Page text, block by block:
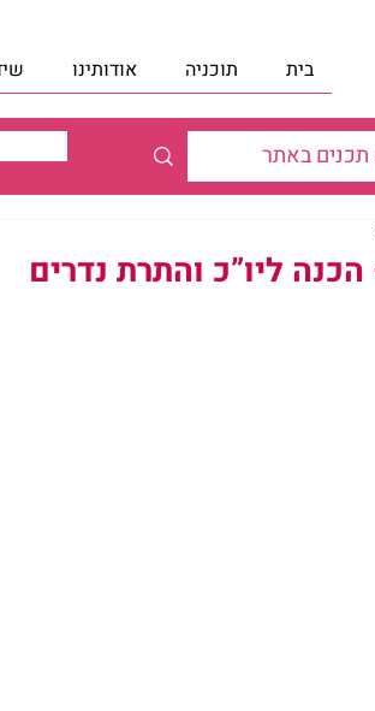
בית תוכניה אודותינו
ליו”כ והתרת נדרים